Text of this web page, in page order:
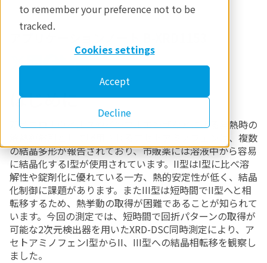
to remember your preference not to be
tracked.
Cookies settings
Accept
Decline
はじめに
新型コロナウイルスやインフルエンザなどによる発熱時の
解熱鎮痛剤として服用されるアセトアミノフェンは、複数
の結晶多形が報告されており、市販薬には溶液中から容易
に結晶化するI型が使用されています。II型はI型に比べ溶
解性や錠剤化に優れている一方、熱的安定性が低く、結晶
化制御に課題があります。またIII型は短時間でII型へと相
転移するため、熱挙動の取得が困難であることが知られて
います。今回の測定では、短時間で回折パターンの取得が
可能な2次元検出器を用いたXRD-DSC同時測定により、ア
セトアミノフェンI型からII、III型への結晶相転移を観察し
ました。